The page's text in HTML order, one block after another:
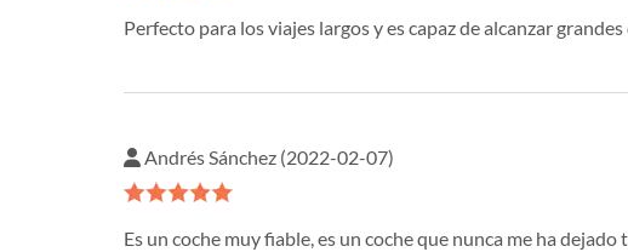
Perfecto para los viajes largos y es capaz de alcanzar
Andrés Sánchez (2022-02-07)
Es un coche muy fiable, es un coche que nunca me ha